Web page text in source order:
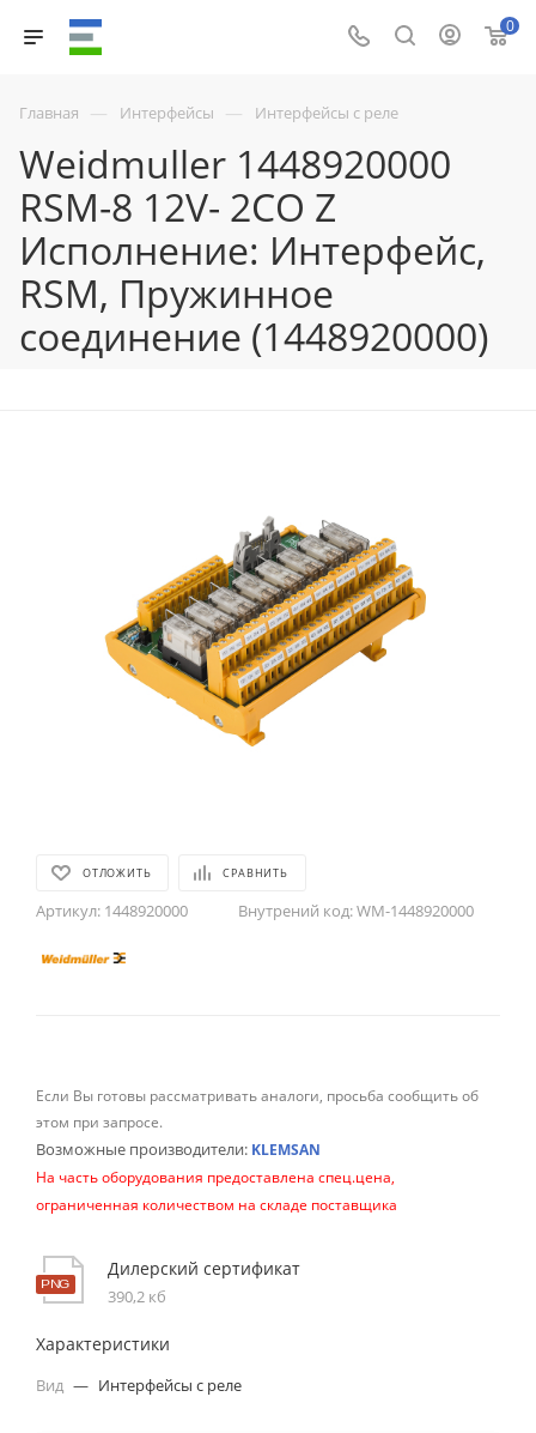
0
Главная — Интерфейсы — Интерфейсы с реле
Weidmuller 1448920000
RSM-8 12V- 2CO Z
Исполнение: Интерфейс,
RSM, Пружинное
соединение (1448920000)
ОТЛОЖИТЬ СРАВНИТЬ
Артикул: 1448920000 Внутрений код:WM-1448920000
Если Вы готовы рассматривать аналоги, просьба сообщить об
этом при запросе.
Возможные производители: KLEMSAN
На часть оборудования предоставлена спец.цена,
ограниченная количеством на складе поставщика
Дилерский сертификат
390,2 кб
Характеристики
Вид — Интерфейсы с реле